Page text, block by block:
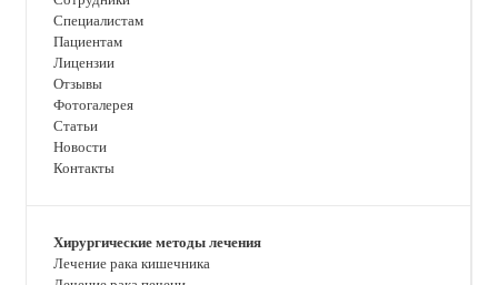
Специалистам
Пациентам
Лицензии
Отзывы
Фотогалерея
Статьи
Новости
Контакты
Хирургические методы лечения
Лечение рака кишечника